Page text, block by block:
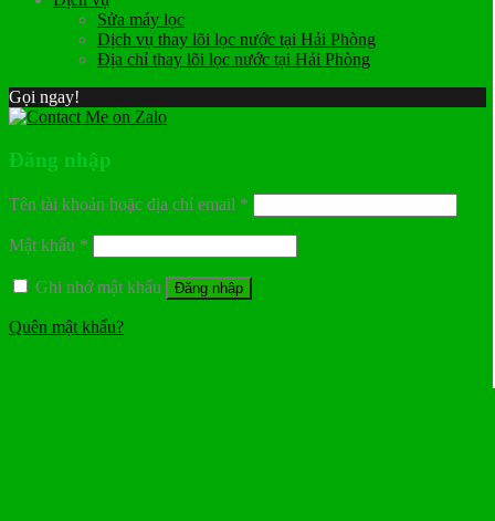
Sửa máy lọc
Dịch vụ thay lõi lọc nước tại Hải Phòng
Địa chỉ thay lõi lọc nước tại Hải Phòng
Gọi ngay!
Đăng nhập
Tên tài khoản hoặc địa chỉ email *
Mật khẩu *
Ghi nhớ mật khẩu Đăng nhập
Quên mật khẩu?